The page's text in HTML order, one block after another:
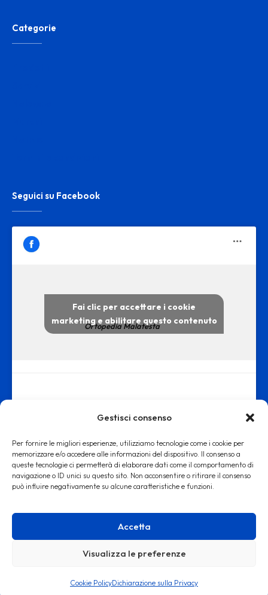
Gestisci consenso
Per fornire le migliori esperienze, utilizziamo tecnologie come i cookie per
memorizzare e/o accedere alle informazioni del dispositivo. Il consenso a
queste tecnologie ci permetterà di elaborare dati come il comportamento di
navigazione o ID unici su questo sito. Non acconsentire o ritirare il consenso
può influire negativamente su alcune caratteristiche e funzioni.
Accetta
Visualizza le preferenze
Cookie PolicyDichiarazione sulla Privacy
Categorie
Seguici su Facebook
Ortopedia Malatesta
Fai clic per accettare i cookie
marketing e abilitare questo contenuto
www.ortopediamalatesta.it - copyright 2019 © - Iscrizione alla Camera
di Commercio di Roma REA RM: 1553167